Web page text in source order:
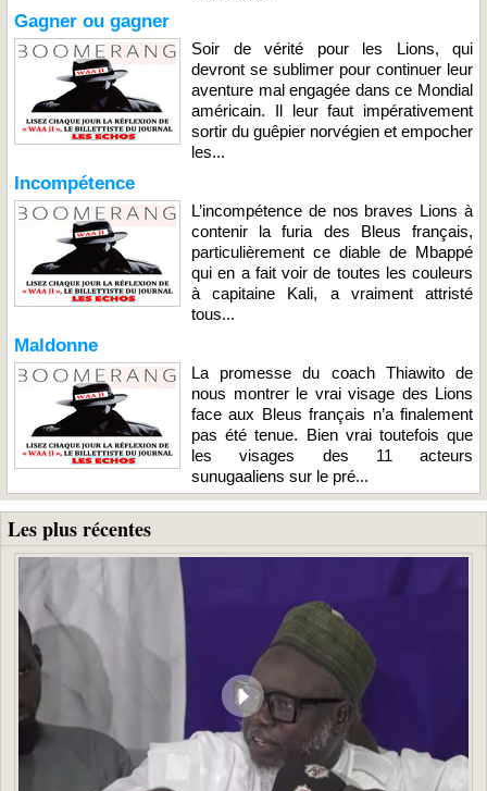
Gagner ou gagner
Soir de vérité pour les Lions, qui
devront se sublimer pour continuer leur
aventure mal engagée dans ce Mondial
américain. Il leur faut impérativement
sortir du guêpier norvégien et empocher
les...
Incompétence
L’incompétence de nos braves Lions à
contenir la furia des Bleus français,
particulièrement ce diable de Mbappé
qui en a fait voir de toutes les couleurs
à capitaine Kali, a vraiment attristé
tous...
Maldonne
La promesse du coach Thiawito de
nous montrer le vrai visage des Lions
face aux Bleus français n’a finalement
pas été tenue. Bien vrai toutefois que
les visages des 11 acteurs
sunugaaliens sur le pré...
Les plus récentes